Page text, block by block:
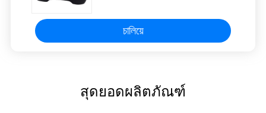
চালিয়ে
สุดยอดผลิตภัณฑ์